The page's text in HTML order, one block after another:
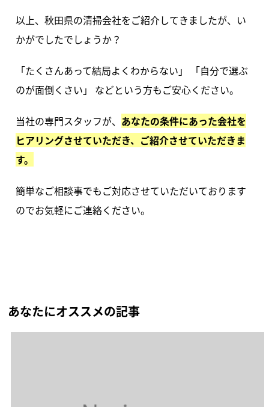
以上、秋田県の清掃会社をご紹介してきましたが、い
かがでしたでしょうか？
「たくさんあって結局よくわからない」 「自分で選ぶ
のが面倒くさい」 などという方もご安心ください。
当社の専門スタッフが、 あなたの条件にあった会社を
ヒアリングさせていただき、ご紹介させていただきま
す。
簡単なご相談事でもご対応させていただいております
のでお気軽にご連絡ください。
あなたにオススメの記事